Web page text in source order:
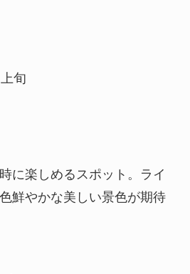
旬
に楽しめるスポット。ライ
鮮やかな美しい景色が期待